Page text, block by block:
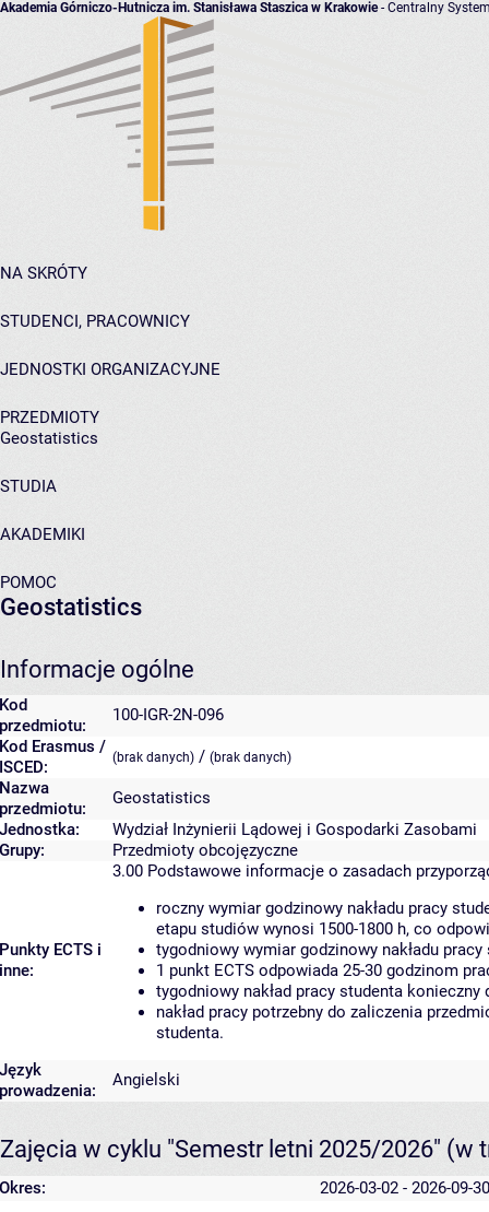
Akademia Górniczo-Hutnicza im. Stanisława Staszica w Krakowie- Centralny
NA SKRÓTY
STUDENCI, PRACOWNICY
JEDNOSTKI ORGANIZACYJNE
PRZEDMIOTY
Geostatistics
STUDIA
AKADEMIKI
POMOC
Geostatistics
Informacje ogólne
Kod
przedmiotu:
100-IGR-2N-096
Kod Erasmus /
ISCED:
(brak danych) / (brak danych)
Nazwa
przedmiotu:
Geostatistics
Jednostka:
Wydział Inżynierii Lądowej i Gospodarki Zasobami
Grupy:
Przedmioty obcojęzyczne
Punkty ECTS i
inne:
3.00 Podstawowe informacje o zasadach
roczny wymiar godzinowy nakładu pracy
etapu studiów wynosi 1500-1800 h, co
tygodniowy wymiar godzinowy nakładu
1 punkt ECTS odpowiada 25-30 godzinom
tygodniowy nakład pracy studenta
nakład pracy potrzebny do zaliczenia
studenta.
Język
prowadzenia:
Angielski
Zajęcia w cyklu "Semestr letni 2025/2026" (w
Okres: 2026-03-02 - 2026-09-30